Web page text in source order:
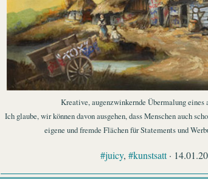
Kreative, augenzwinkernde Übermalung eines
Ich glaube, wir können davon ausgehen, dass Menschen auch
eigene und fremde Flächen für Statements und
#juicy, #kunstsatt·